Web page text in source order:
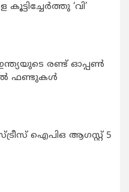
‘വി’
രണ്ട് ഓപ്പണ്‍
ഫണ്ടുകള്‍
ഐപിഒ ആഗസ്റ്റ് 5